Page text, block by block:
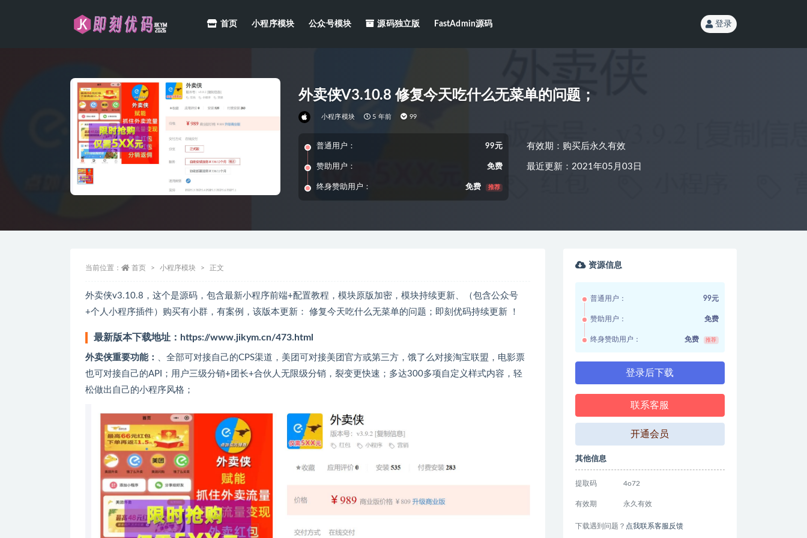
首页 小程序模块 公众号模块 源码独立版 FastAdmin源码 登录
外卖侠V3.10.8 修复今天吃什么无菜单的问题；
小程序模块 5 年前 99
普通用户： 99元
赞助用户： 免费
终身赞助用户： 免费 推荐
有效期：购买后永久有效
最近更新：2021年05月03日
当前位置： 首页 小程序模块 正文
外卖侠v3.10.8，这个是源码，包含最新小程序前端+配置教程，模块原版加密，模块持续更新、（包含公众号
+个人小程序插件）购买有小群，有案例，该版本更新： 修复今天吃什么无菜单的问题；即刻优码持续更新 ！
最新版本下载地址： https://www.jikym.cn/473.html
外卖侠重要功能： 、全部可对接自己的CPS渠道，美团可对接美团官方或第三方，饿了么对接淘宝联盟，电影票
也可对接自己的API；用户三级分销+团长+合伙人无限级分销，裂变更快速；多达300多项自定义样式内容，轻
松做出自己的小程序风格；
资源信息
普通用户： 99元
赞助用户： 免费
终身赞助用户： 免费 推荐
登录后下载
联系客服
开通会员
其他信息
提取码 4o72
有效期 永久有效
下载遇到问题？ 点我联系客服反馈